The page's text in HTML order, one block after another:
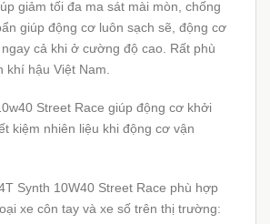
giảm tối đa ma sát mài mòn, chống
giúp động cơ luôn sạch sẽ, động cơ
cả khi ở cường độ cao. Rất phù
khí hậu Việt Nam.
Street Race giúp động cơ khởi
kiệm nhiên liệu khi động cơ vận
Synth 10W40 Street Race phù hợp
xe côn tay và xe số trên thị trường: